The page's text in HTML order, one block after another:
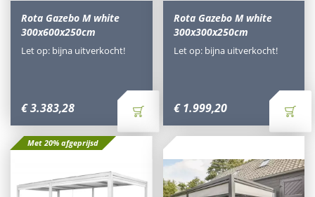
Rota Gazebo M white
300x600x250cm
€3.383,28
Let op: bijna uitverkocht!
Rota Gazebo M white
300x300x250cm
€ 1.999,20
Let op: bijna uitverkocht!
Met 20% afgeprijsd